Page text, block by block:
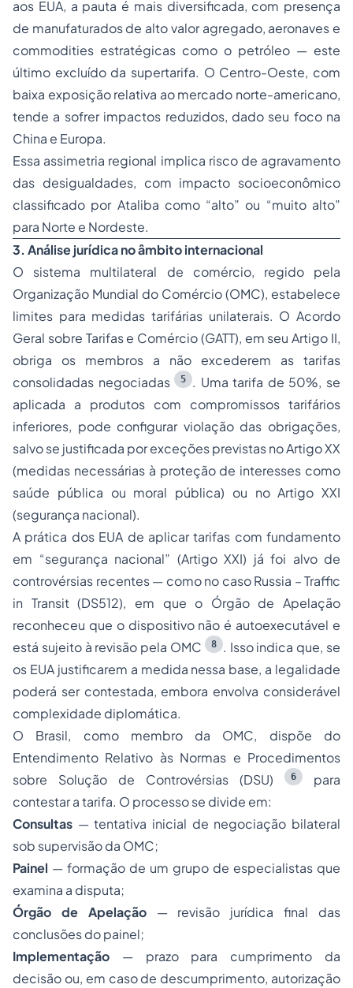
aos EUA, a pauta é mais diversificada, com presença
de manufaturados de alto valor agregado, aeronaves e
commodities estratégicas como o petróleo — este
último excluído da supertarifa. O Centro-Oeste, com
baixa exposição relativa ao mercado norte-americano,
tende a sofrer impactos reduzidos, dado seu foco na
China e Europa.
Essa assimetria regional implica risco de agravamento
das desigualdades, com impacto socioeconômico
classificado por Ataliba como “alto” ou “muito alto”
para Norte e Nordeste.
3. Análise jurídica no âmbito internacional
O sistema multilateral de comércio, regido pela
Organização Mundial do Comércio (OMC), estabelece
limites para medidas tarifárias unilaterais. O Acordo
Geral sobre Tarifas e Comércio (GATT), em seu Artigo II,
obriga os membros a não excederem as tarifas
consolidadas negociadas 5
. Uma tarifa de 50%, se
aplicada a produtos com compromissos tarifários
inferiores, pode configurar violação das obrigações,
salvo se justificada por exceções previstas no Artigo XX
(medidas necessárias à proteção de interesses como
saúde pública ou moral pública) ou no Artigo XXI
(segurança nacional).
A prática dos EUA de aplicar tarifas com fundamento
em “segurança nacional” (Artigo XXI) já foi alvo de
controvérsias recentes — como no casoRussia – Traffic
in Transit(DS512), em que o Órgão de Apelação
reconheceu que o dispositivo não é autoexecutável e
está sujeito à revisão pela OMC
8 . Isso indica que, se
os EUA justificarem a medida nessa base, a legalidade
poderá ser contestada, embora envolva considerável
complexidade diplomática.
O Brasil, como membro da OMC, dispõe do
Entendimento Relativo às Normas e Procedimentos
sobre Solução de Controvérsias (DSU)
6
para
contestar a tarifa. O processo se divide em:
Consultas — tentativa inicial de negociação bilateral
sob supervisão da OMC;
Painel — formação de um grupo de especialistas que
examina a disputa;
Órgão de Apelação— revisão jurídica final das
conclusões do painel;
Implementação — prazo para cumprimento da
decisão ou, em caso de descumprimento, autorização